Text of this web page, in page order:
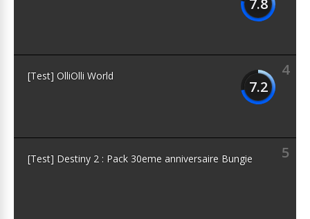
7.8
4
7.2
[Test] OlliOlli World
5
[Test] Destiny 2 : Pack 30eme anniversaire Bungie